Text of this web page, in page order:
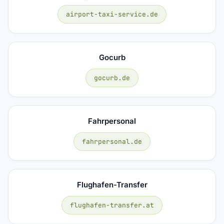
airport-taxi-service.de
Gocurb
gocurb.de
Fahrpersonal
fahrpersonal.de
Flughafen-Transfer
flughafen-transfer.at